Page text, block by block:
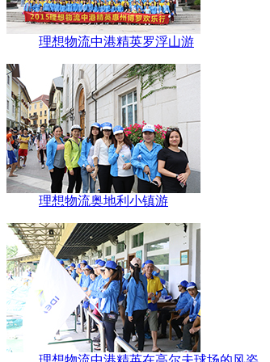
理想物流中港精英罗浮山游
理想物流奥地利小镇游